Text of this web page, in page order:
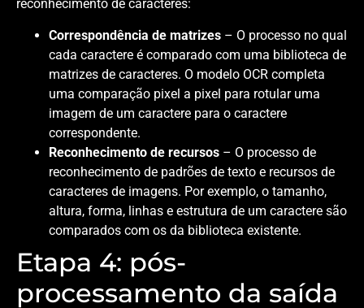
reconhecimento de caracteres:
Correspondência de matrizes – O processo no qual
cada caractere é comparado com uma biblioteca de
matrizes de caracteres. O modelo OCR completa
uma comparação pixel a pixel para rotular uma
imagem de um caractere para o caractere
correspondente.
Reconhecimento de recursos – O processo de
reconhecimento de padrões de texto e recursos de
caracteres de imagens. Por exemplo, o tamanho,
altura, forma, linhas e estrutura de um caractere são
comparados com os da biblioteca existente.
Etapa 4: pós-
processamento da saída